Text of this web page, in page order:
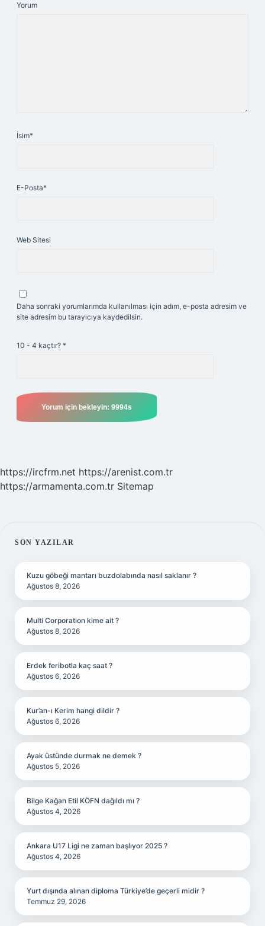
Yorum
İsim*
E-Posta*
Web Sitesi
Daha sonraki yorumlarımda kullanılması için adım, e-posta adresim ve
site adresim bu tarayıcıya kaydedilsin.
10 - 4 kaçtır? *
https://ircfrm.net https://arenist.com.tr
https://armamenta.com.tr Sitemap
SIDEBAR
SON YAZILAR
Kuzu göbeği mantarı buzdolabında nasıl saklanır ?
Ağustos 8, 2026
Multi Corporation kime ait ?
Ağustos 8, 2026
Erdek feribotla kaç saat ?
Ağustos 6, 2026
Kur’an-ı Kerim hangi dildir ?
Ağustos 6, 2026
Ayak üstünde durmak ne demek ?
Ağustos 5, 2026
Bilge Kağan Etil KÖFN dağıldı mı ?
Ağustos 4, 2026
Ankara U17 Ligi ne zaman başlıyor 2025 ?
Ağustos 4, 2026
Yurt dışında alınan diploma Türkiye’de geçerli midir ?
Temmuz 29, 2026